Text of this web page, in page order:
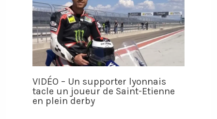
VIDÉO – Un supporter lyonnais
tacle un joueur de Saint-Etienne
en plein derby